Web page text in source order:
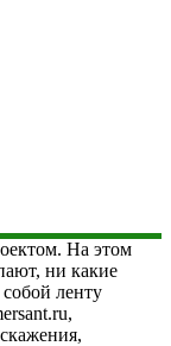
На этом
ни какие
ленту